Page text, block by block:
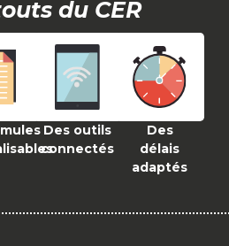
du CER
Des outils
connectés
Des
délais
adaptés